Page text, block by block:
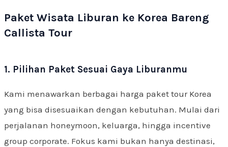
Paket Wisata Liburan ke Korea Bareng
Callista Tour
1. Pilihan Paket Sesuai Gaya Liburanmu
Kami menawarkan berbagai harga paket tour Korea
yang bisa disesuaikan dengan kebutuhan. Mulai dari
perjalanan honeymoon, keluarga, hingga incentive
group corporate. Fokus kami bukan hanya destinasi,